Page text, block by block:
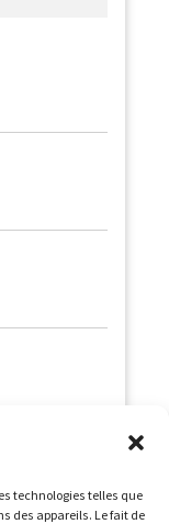
technologies telles que
des appareils. Le fait de